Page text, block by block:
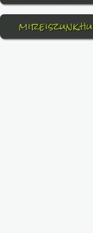
mireiszunk.hu